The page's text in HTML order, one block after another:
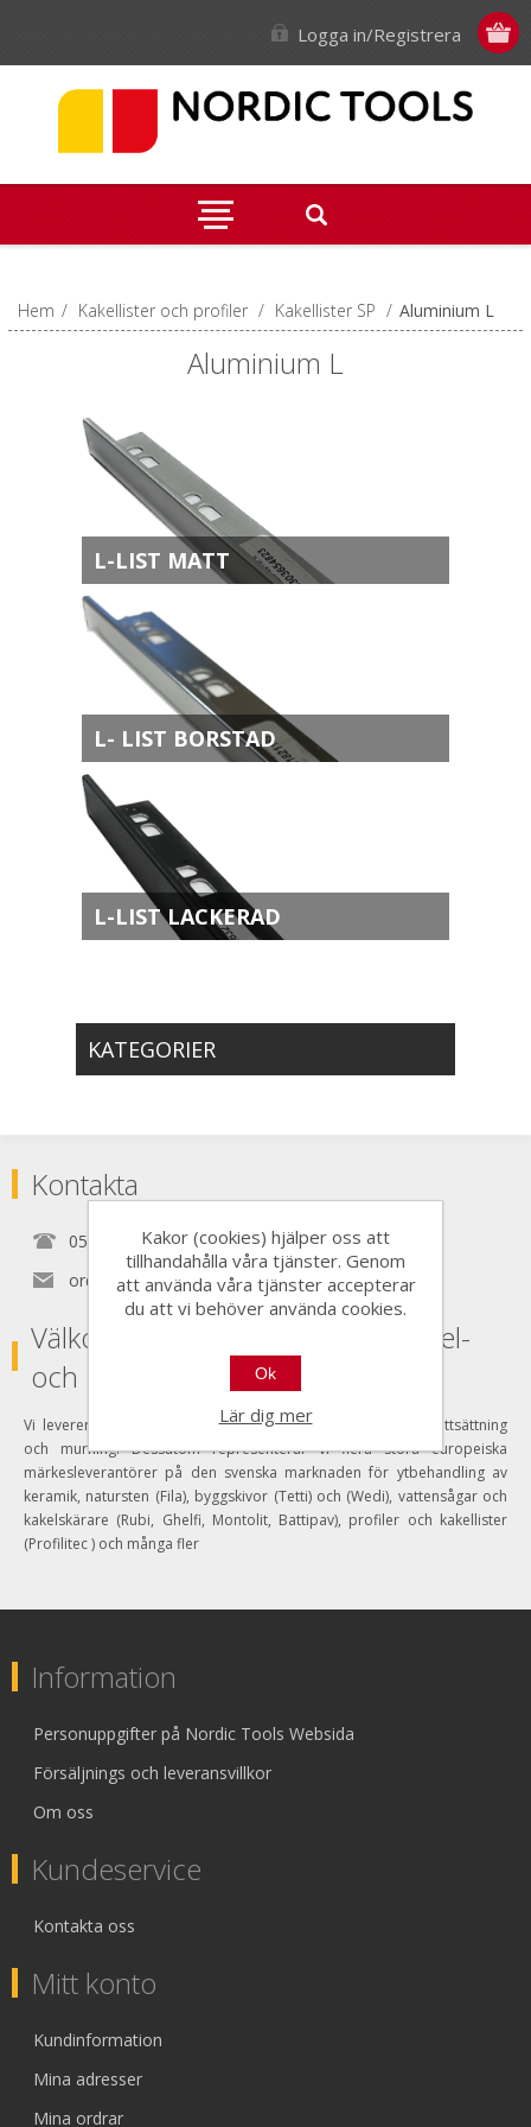
Logga in/Registrera
Hem / Kakellister och profiler / Kakellister SP / Aluminium L
Aluminium L
L-LIST MATT
L- LIST BORSTAD
L-LIST LACKERAD
KATEGORIER
Kontakta
0525150890
order@nordictools.se
Välkommen Till Nordic Tools Kakel-
och Murverktyg AB
Vi levererar både handverktyg och tyngre utrustning för plattsättning
och murning. Dessutom representerar vi flera stora europeiska
märkesleverantörer på den svenska marknaden för ytbehandling av
keramik, natursten (Fila), byggskivor (Tetti) och (Wedi), vattensågar och
kakelskärare (Rubi, Ghelfi, Montolit, Battipav), profiler och kakellister
(Profilitec ) och många fler
Information
Personuppgifter på Nordic Tools Websida
Försäljnings och leveransvillkor
Om oss
Kundeservice
Kontakta oss
Mitt konto
Kundinformation
Mina adresser
Mina ordrar
Kakor (cookies) hjälper oss att
tillhandahålla våra tjänster. Genom
att använda våra tjänster accepterar
du att vi behöver använda cookies.
Ok
Lär dig mer